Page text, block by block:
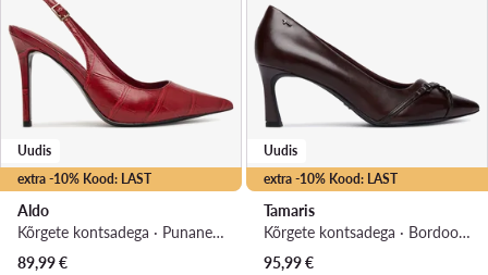
extra -10% Kood: LAST
Uudis
Aldo
Kõrgete kontsadega · Punane · 10 cm
89,99€
extra -10% Kood: LAST
Uudis
Tamaris
Kõrgete kontsadega · Bordoopunane · 7 cm
95,99€